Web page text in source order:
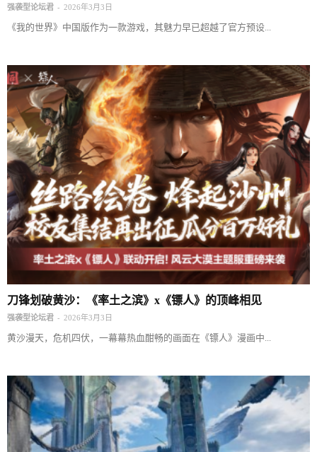
强袭型论坛君 - 2026年3月3日
《我的世界》中国版作为一款游戏，其魅力早已超越了官方预设...
刀锋划破黄沙：《率土之滨》x《镖人》的顶峰相见
强袭型论坛君 - 2026年3月3日
黄沙漫天，危机四伏，一幕幕热血酣畅的画面在《镖人》漫画中...